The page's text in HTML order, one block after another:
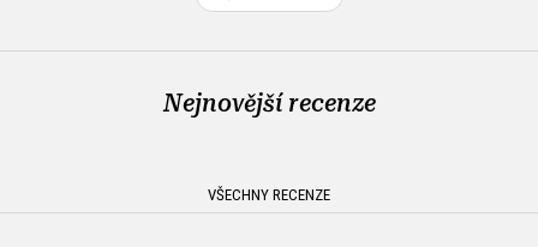
Nejnovější recenze
VŠECHNY RECENZE